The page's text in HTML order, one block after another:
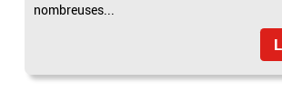
nombreuses...